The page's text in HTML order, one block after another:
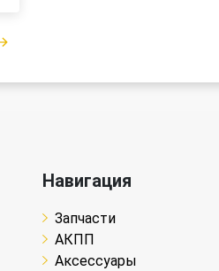
Навигация
Запчасти
АКПП
Аксессуары